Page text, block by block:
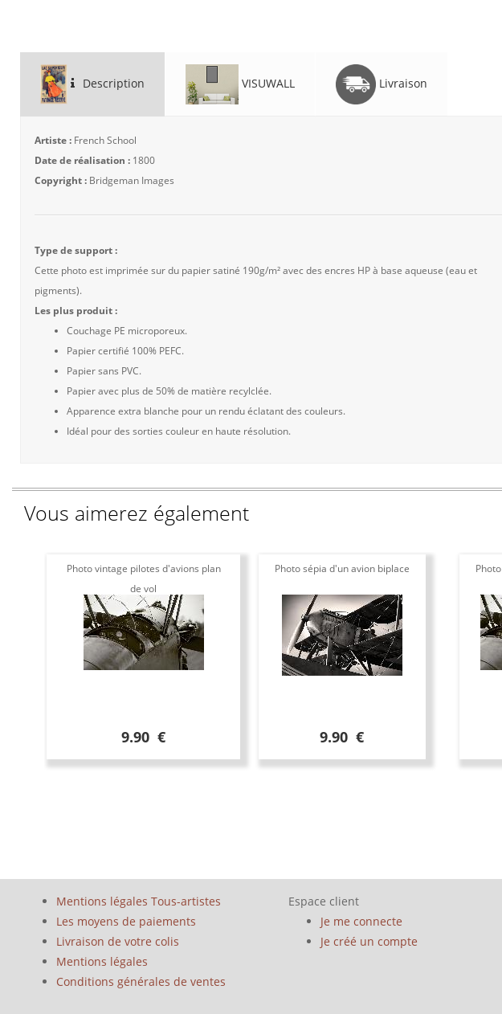
Description VISUWALL Livraison
Artiste : French School
Date de réalisation : 1800
Copyright : Bridgeman Images
Type de support :
Cette photo est imprimée sur du papier satiné 190g/m² avec des encres HP à base aqueuse (eau et
pigments).
Les plus produit :
Couchage PE microporeux.
Papier certifié 100% PEFC.
Papier sans PVC.
Papier avec plus de 50% de matière recylclée.
Apparence extra blanche pour un rendu éclatant des couleurs.
Idéal pour des sorties couleur en haute résolution.
Vous aimerez également
Photo vintage pilotes d'avions plan
de vol
9.90 €
Photo sépia d'un avion biplace
9.90 €
Mentions légales Tous-artistes
Les moyens de paiements
Livraison de votre colis
Mentions légales
Conditions générales de ventes
Espace client
Je me connecte
Je créé un compte